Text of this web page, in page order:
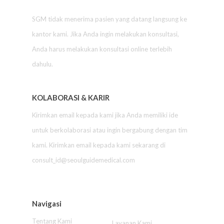
SGM tidak menerima pasien yang datang langsung ke
kantor kami. Jika Anda ingin melakukan konsultasi,
Anda harus melakukan konsultasi online terlebih
dahulu.
KOLABORASI & KARIR
Kirimkan email kepada kami jika Anda memiliki ide
untuk berkolaborasi atau ingin bergabung dengan tim
kami. Kirimkan email kepada kami sekarang di
consult_id@seoulguidemedical.com
Navigasi
Tentang Kami